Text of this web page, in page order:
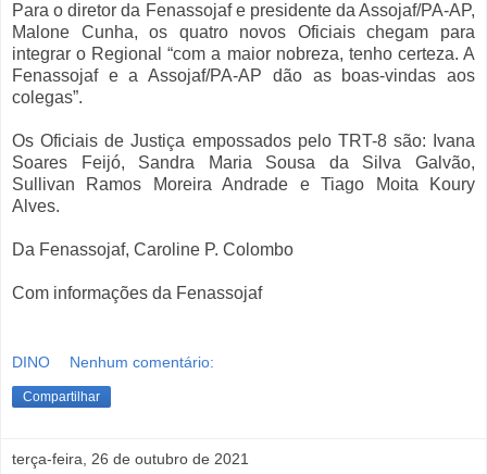
Para o diretor da Fenassojaf e presidente da Assojaf/PA-AP,
Malone Cunha, os quatro novos Oficiais chegam para
integrar o Regional “com a maior nobreza, tenho certeza. A
Fenassojaf e a Assojaf/PA-AP dão as boas-vindas aos
colegas”.
Os Oficiais de Justiça empossados pelo TRT-8 são: Ivana
Soares Feijó, Sandra Maria Sousa da Silva Galvão,
Sullivan Ramos Moreira Andrade e Tiago Moita Koury
Alves.
Da Fenassojaf, Caroline P. Colombo
Com informações da Fenassojaf
DINO Nenhum comentário:
Compartilhar
terça-feira, 26 de outubro de 2021